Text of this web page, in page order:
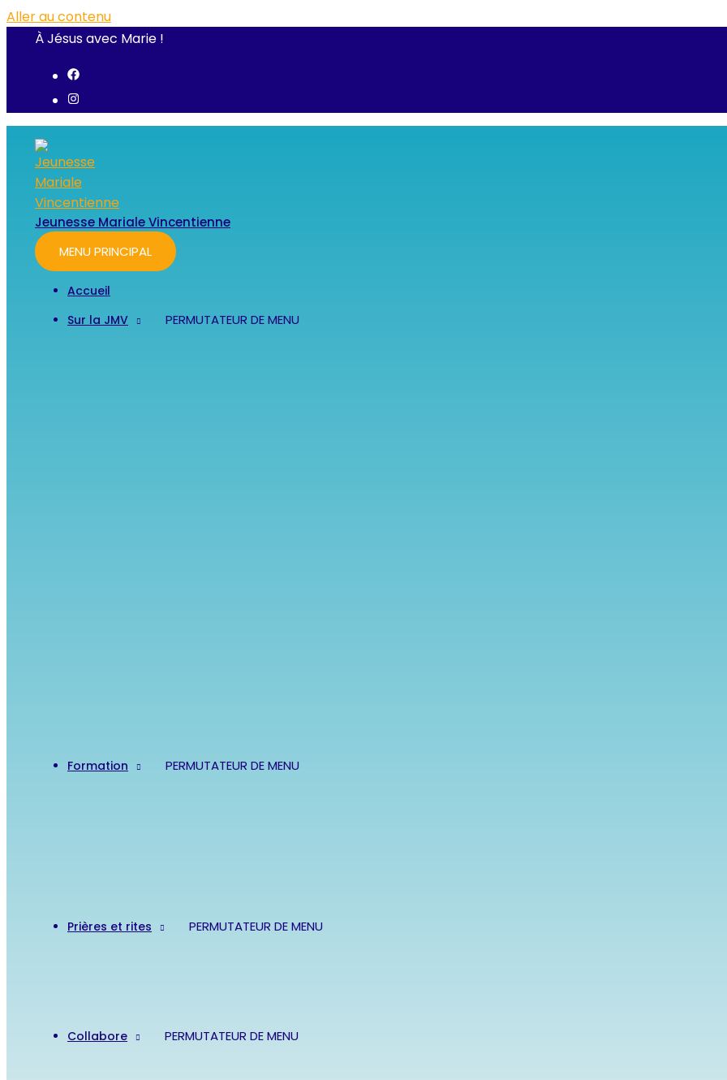
Aller au contenu
À Jésus avec Marie !
Jeunesse Mariale Vincentienne
MENU PRINCIPAL
Accueil
Sur la JMV
PERMUTATEUR DE MENU
Formation PERMUTATEUR DE MENU
Prières et rites PERMUTATEUR DE MENU
Collabore PERMUTATEUR DE MENU